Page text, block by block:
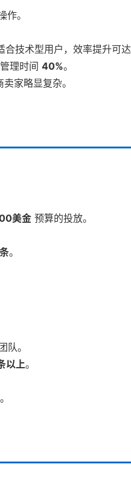
作。
技术型用户，效率提升可达
理时间 40%。
家略显复杂。
美金 预算的投放。
。
队。
以上。